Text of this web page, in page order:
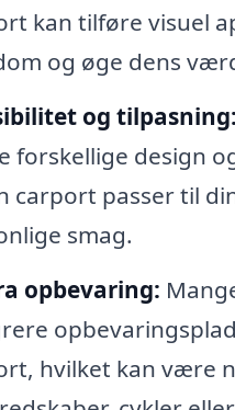
kan tilføre visuel
og øge dens
og tilpasning:
forskellige design
carport passer til
smag.
opbevaring:
hvilket kan være